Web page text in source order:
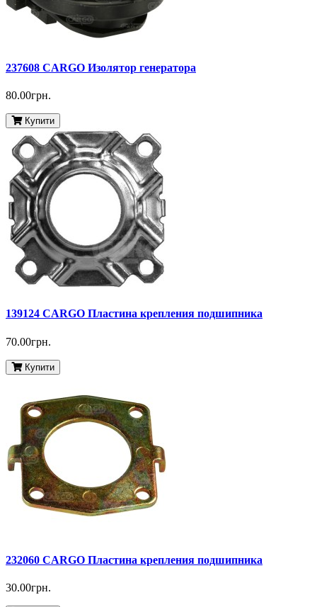
237608 CARGO Изолятор генератора
80.00грн.
Купити
139124 CARGO Пластина крепления подшипника
70.00грн.
Купити
232060 CARGO Пластина крепления подшипника
30.00грн.